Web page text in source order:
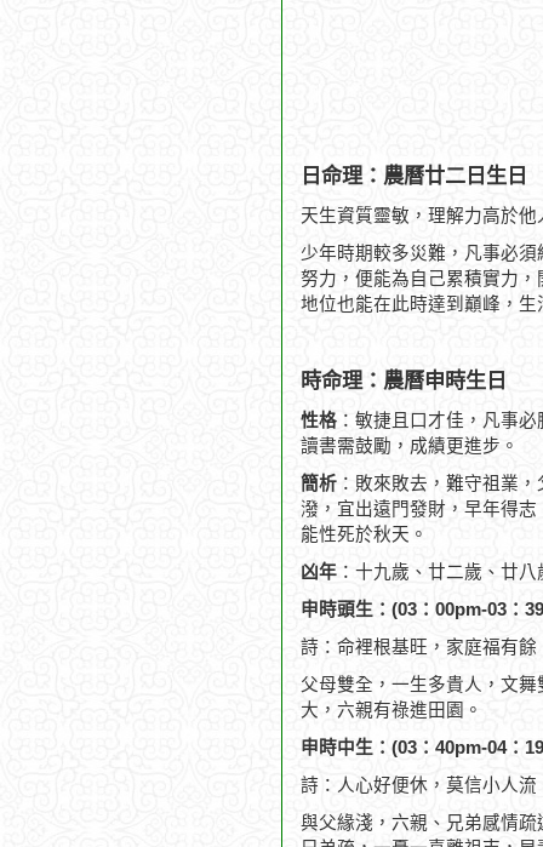
日命理：農曆廿二日生日
天生資質靈敏，理解力高於
少年時期較多災難，凡事必
努力，便能為自己累積實力
地位也能在此時達到巔峰，
時命理：農曆申時生日
性格 ：敏捷且口才佳，凡事
讀書需鼓勵，成績更進步。
簡析 ：敗來敗去，難守祖業
潑，宜出遠門發財，早年得
能性死於秋天。
凶年 ：十九歲、廿二歲、廿
申時頭生：(03：00pm-03：
詩：命裡根基旺，家庭福有
父母雙全，一生多貴人，文
大，六親有祿進田園。
申時中生：(03：40pm-04：
詩：人心好便休，莫信小人
與父緣淺，六親、兄弟感情